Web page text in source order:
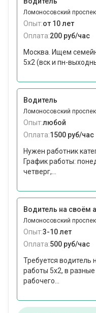
Ломоносовский
Опыт:от 10 лет
Оплата:200 руб/час
Москва. Ищем
5х2 (вск и пн-
Водитель
Ломоносовский
Опыт:любой
Оплата:1500 руб/час
Нужен работник
График работы:
четверг,...
Водитель на своём
Ломоносовский
Опыт:3-10 лет
Оплата:500 руб/час
Требуется водитель
работы 5х2, в
рабочего...